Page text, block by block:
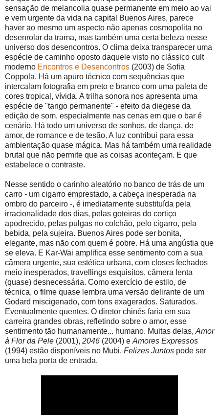
sensação de melancolia quase permanente em meio ao vai
e vem urgente da vida na capital Buenos Aires, parece
haver ao mesmo um aspecto não apenas cosmopolita no
desenrolar da trama, mas também uma certa beleza nesse
universo dos desencontros. O clima deixa transparecer uma
espécie de caminho oposto daquele visto no clássico cult
moderno Encontros e Desencontros (2003) de Sofia
Coppola. Há um apuro técnico com sequências que
intercalam fotografia em preto e branco com uma paleta de
cores tropical, vívida. A trilha sonora nos apresenta uma
espécie de "tango permanente" - efeito da diegese da
edição de som, especialmente nas cenas em que o bar é
cenário. Há todo um universo de sonhos, de dança, de
amor, de romance e de tesão. A luz contribui para essa
ambientação quase mágica. Mas há também uma realidade
brutal que não permite que as coisas aconteçam. E que
estabelece o contraste.
Nesse sentido o carinho aleatório no banco de trás de um
carro - um cigarro emprestado, a cabeça inesperada na
ombro do parceiro -, é imediatamente substituída pela
irracionalidade dos dias, pelas goteiras do cortiço
apodrecido, pelas pulgas no colchão, pelo cigarro, pela
bebida, pela sujeira. Buenos Aires pode ser bonita,
elegante, mas não com quem é pobre. Há uma angústia que
se eleva. E Kar-Wai amplifica esse sentimento com a sua
câmera urgente, sua estética urbana, com closes fechados
meio inesperados, travellings esquisitos, câmera lenta
(quase) desnecessária. Como exercício de estilo, de
técnica, o filme quase lembra uma versão delirante de um
Godard miscigenado, com tons exagerados. Saturados.
Eventualmente quentes. O diretor chinês faria em sua
carreira grandes obras, refletindo sobre o amor, esse
sentimento tão humanamente... humano. Muitas delas, Amor
à Flor da Pele (2001), 2046 (2004) e Amores Expressos
(1994) estão disponíveis no Mubi. Felizes Juntos pode ser
uma bela porta de entrada.